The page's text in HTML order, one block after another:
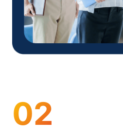
02